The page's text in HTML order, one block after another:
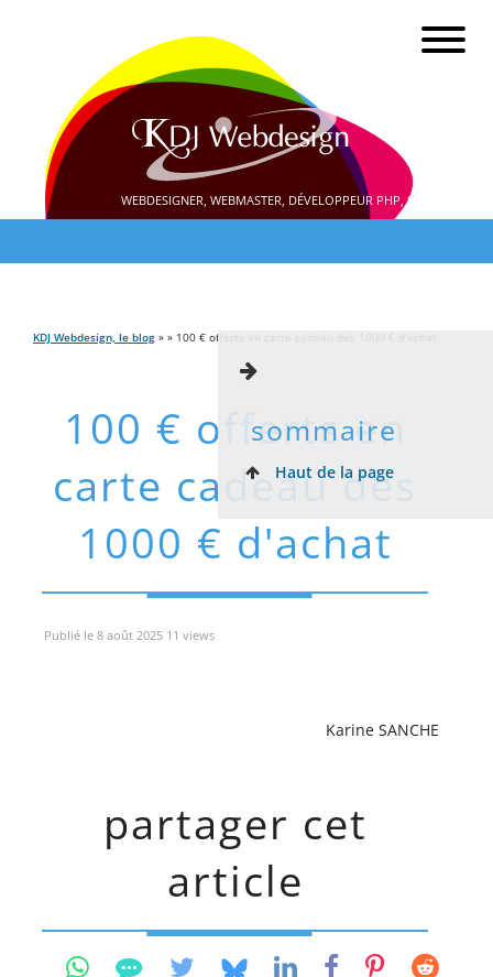
WEBDESIGNER, WEBMASTER, DÉVELOPPEUR PHP, SEO
KDJ Webdesign, le blog » » 100 € offerts en carte cadeau dès 1000 € d'achat
100 € offerts en
carte cadeau dès
1000 € d'achat
sommaire
Haut de la page
Publié le 8 août 2025 11 views
Karine SANCHE
partager cet
article